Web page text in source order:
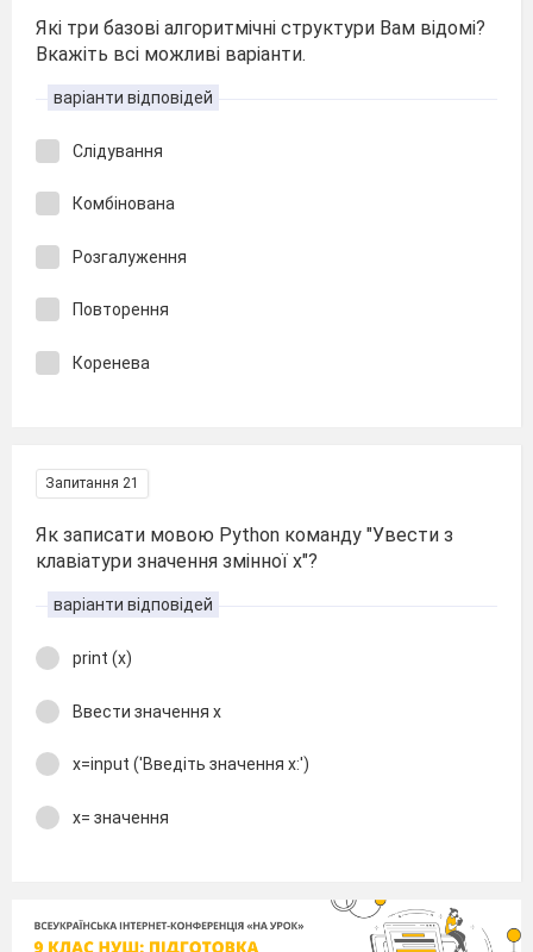
Які три базові алгоритмічні структури Вам відомі?
Вкажіть всі можливі варіанти.
варіанти відповідей
Слідування
Комбінована
Розгалуження
Повторення
Коренева
Запитання 21
Як записати мовою Python команду "Увести з
клавіатури значення змінної х"?
варіанти відповідей
print (x)
Ввести значення х
x=input ('Введіть значення x:')
х= значення